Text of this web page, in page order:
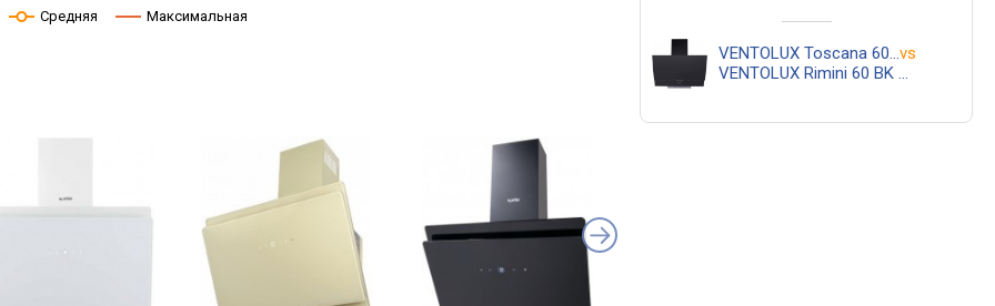
Средняя Максимальная
VENTOLUX Toscana 60 BK 1000 TRC MMvs
VENTOLUX Rimini 60 BK 450 PB